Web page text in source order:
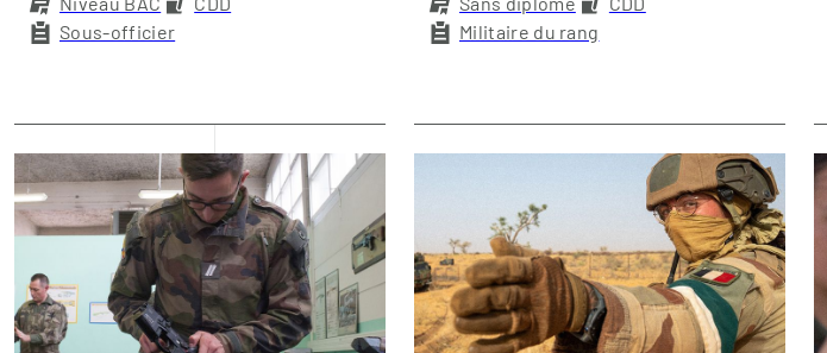
Sous-officier
Militaire du rang